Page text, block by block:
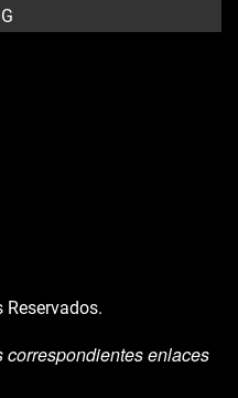
Reservados.
enlaces